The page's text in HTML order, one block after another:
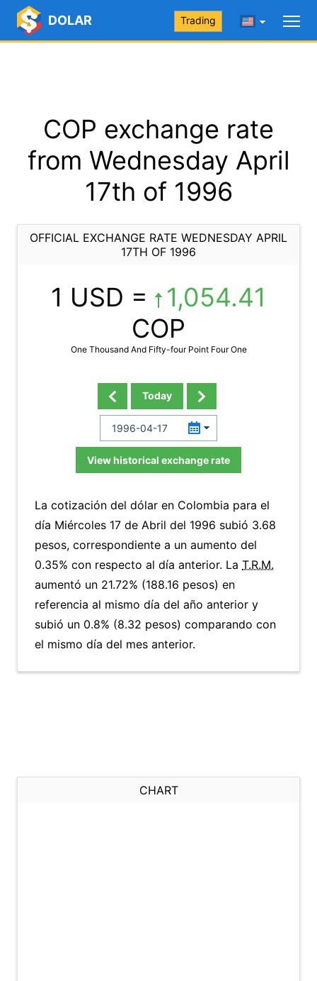
DOLAR Trading
COP exchange rate
from Wednesday April
17th of 1996
OFFICIAL EXCHANGE RATE WEDNESDAY APRIL
17TH OF 1996
1 USD =
1,054.41
COP
One Thousand And Fifty-four Point Four One
Today
View historical exchange rate
La cotización del dólar en Colombia para el
día Miércoles 17 de Abril del 1996 subió 3.68
pesos, correspondiente a un aumento del
0.35% con respecto al día anterior. La T.R.M.
aumentó un 21.72% (188.16 pesos) en
referencia al mismo día del año anterior y
subió un 0.8% (8.32 pesos) comparando con
el mismo día del mes anterior.
CHART